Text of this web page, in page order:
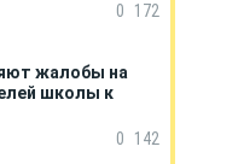
0
172
жалобы на
школы к
0
142